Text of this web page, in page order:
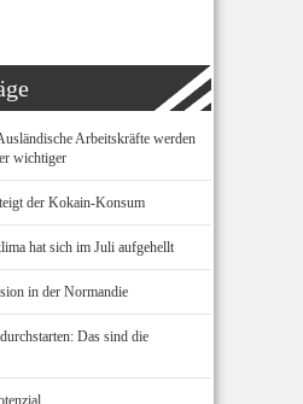
Arbeitskräfte werden
wichtiger
der Kokain-Konsum
hat sich im Juli aufgehellt
in der Normandie
Das sind die